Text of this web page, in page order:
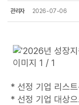
관리자 2026-07-06
* 선정 기업 리스
* 선정 기업 대상